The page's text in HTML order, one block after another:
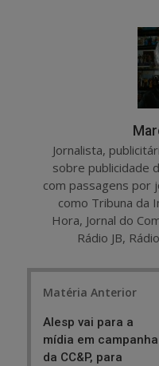
Jornalista,
sobre publicidade
com passagens por
como Tribuna da
Hora, Jornal do
Rádio JB,
Matéria Anterior
Alesp vai para a
mídia em campanha
da CC&P, para